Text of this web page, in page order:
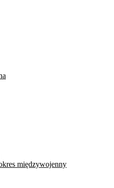
międzywojenny